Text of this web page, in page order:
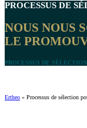
PROCESSUS DE
NOUS NOUS
LE
PROCESSUS DE
Ertheo » Processus de sélection